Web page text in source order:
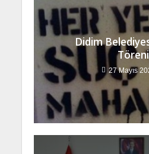
Didim
Töreni
27 Mayıs